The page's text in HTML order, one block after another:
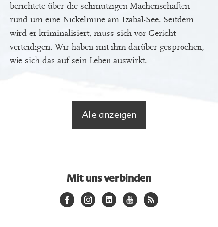
berichtete über die schmutzigen Machenschaften
rund um eine Nickelmine am Izabal-See. Seitdem
wird er kriminalisiert, muss sich vor Gericht
verteidigen. Wir haben mit ihm darüber gesprochen,
wie sich das auf sein Leben auswirkt.
Alle anzeigen
Mit uns verbinden